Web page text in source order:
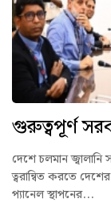
গুরুত্বপূর্ণ
দেশে চলমান
ত্বরান্বিত করতে
প্যানেল স্থাপনের...